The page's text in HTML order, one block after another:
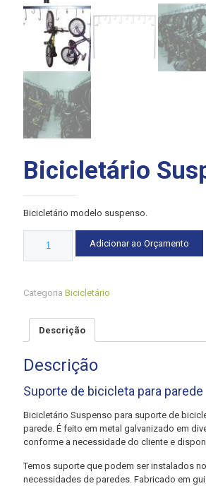
Bicicletário
Bicicletário modelo suspenso.
Adicionar ao Orçamento
Categoria Bicicletário
Descrição
Descrição
Suporte de bicicleta para parede
Bicicletário Suspenso para suporte de
parede. É feito em metal galvanizado em
conforme a necessidade do cliente e
Temos suporte que podem ser instalados
necessidades de paredes. Fabricado em